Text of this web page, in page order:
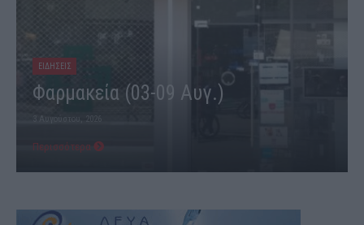
ΕΙΔΗΣΕΙΣ
Φαρμακεία (03-09 Αυγ.)
3 Αυγούστου, 2026
Περισσότερα